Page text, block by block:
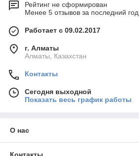
Рейтинг не сформирован
Менее 5 отзывов за последний год
Работает с 09.02.2017
г. Алматы
Алматы, Казахстан
Контакты
Сегодня выходной
Показать весь график работы
О нас